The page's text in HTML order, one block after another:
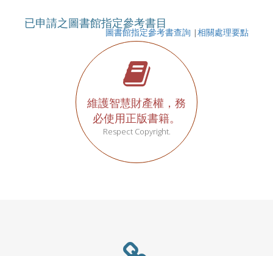
已申請之圖書館指定參考書目
圖書館指定參考書查詢 |相關處理要點
維護智慧財產權，務
必使用正版書籍。
Respect Copyright.